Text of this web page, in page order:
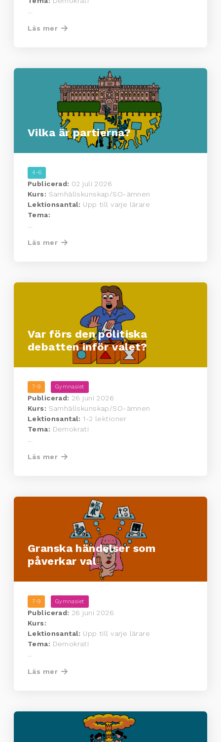
Läs mer
Vilka är partierna?
4-6
Publicerad: 02 juli 2026
Kurs: Samhällskunskap/SO-ämnen
Lektionsantal: Upp till varje lärare
Tema:
Läs mer
Var förs den politiska
debatten inför valet?
7-9 Gymnasiet
Publicerad: 26 juni 2026
Kurs: Samhällskunskap/SO-ämnen
Lektionsantal: 1-2 lektioner
Tema: Demokrati
...
Läs mer
Granska händelser som
påverkar val
7-9 Gymnasiet
Publicerad: 26 juni 2026
Kurs:
Lektionsantal: Upp till varje lärare
Tema: Demokrati
Läs mer